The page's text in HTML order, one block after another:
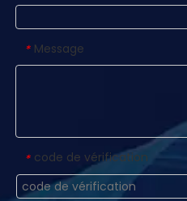
* Message
* code de vérification